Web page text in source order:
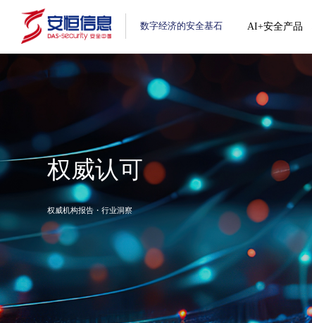
数字经济的安全基石 AI+安全产品
权威认可
权威机构报告・行业洞察